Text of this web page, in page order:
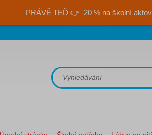
PRÁVĚ TEĎ 👉 -20 % na školní